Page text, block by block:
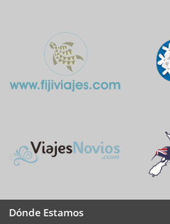
Dónde Estamos